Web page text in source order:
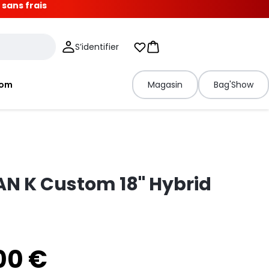
sans frais
S’identifier Mes listes d'envies
Panier
Magasin Bag'Show
K Custom 18" Hybrid
€